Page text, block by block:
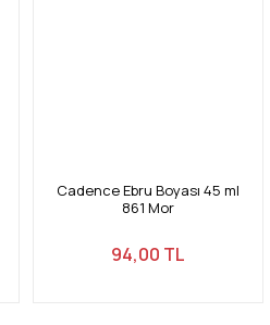
Cadence Ebru Boyası 45 ml
861 Mor
94,00 TL